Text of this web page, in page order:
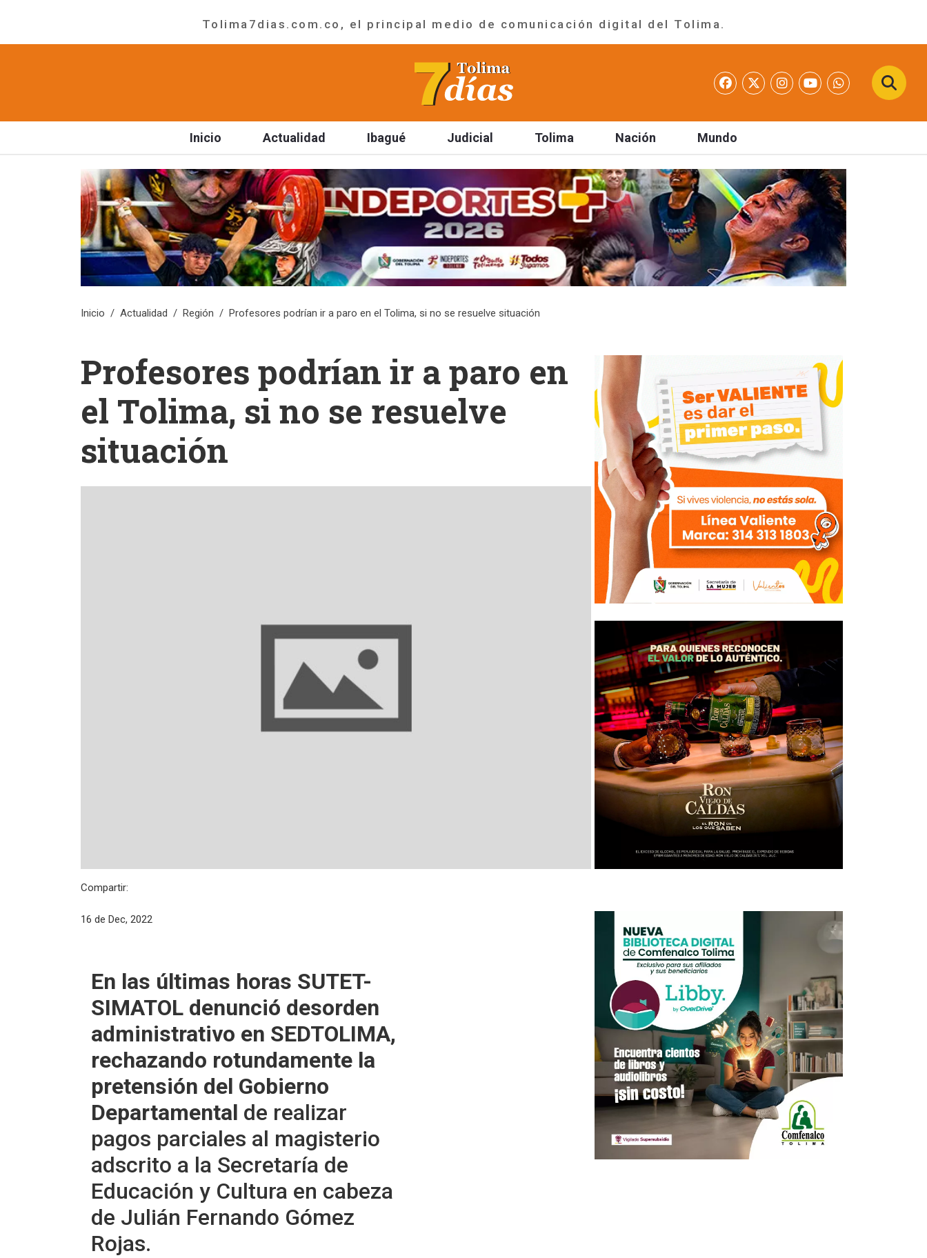
Tolima7dias.com.co, el principal medio de comunicación digital del Tolima.
Inicio Actualidad Ibagué Judicial Tolima Nación Mundo
Inicio Actualidad Región Profesores podrían ir a paro en el Tolima, si no se resuelve situación
Profesores podrían ir a paro en
el Tolima, si no se resuelve
situación
Compartir:
16 de Dec, 2022
En las últimas horas SUTET-
SIMATOL denunció desorden
administrativo en SEDTOLIMA,
rechazando rotundamente la
pretensión del Gobierno
Departamental de realizar
pagos parciales al magisterio
adscrito a la Secretaría de
Educación y Cultura en cabeza
de Julián Fernando Gómez
Rojas.